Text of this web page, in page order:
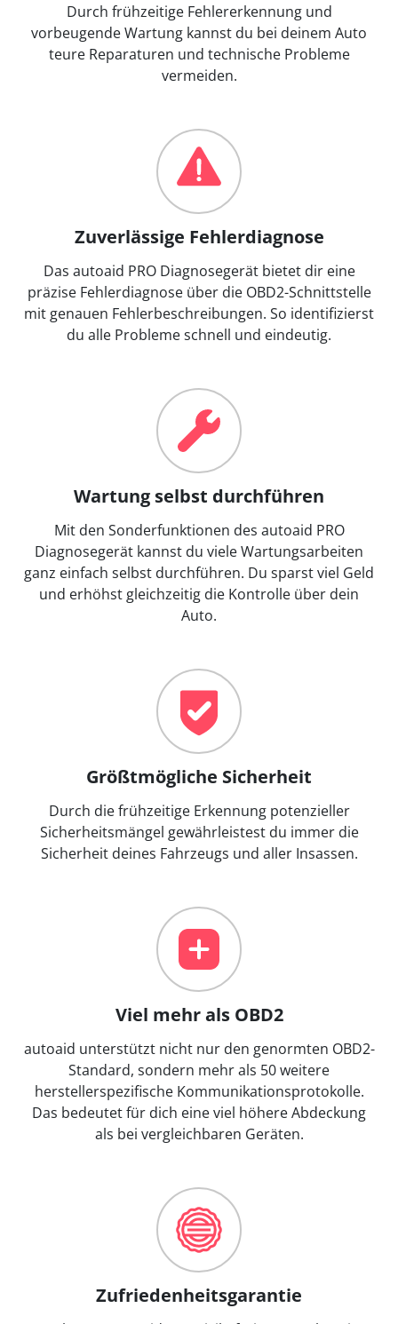
Durch frühzeitige Fehlererkennung und
vorbeugende Wartung kannst du bei deinem Auto
teure Reparaturen und technische Probleme
vermeiden.
Zuverlässige Fehlerdiagnose
Das autoaid PRO Diagnosegerät bietet dir eine
präzise Fehlerdiagnose über die OBD2-Schnittstelle
mit genauen Fehlerbeschreibungen. So identifizierst
du alle Probleme schnell und eindeutig.
Wartung selbst durchführen
Mit den Sonderfunktionen des autoaid PRO
Diagnosegerät kannst du viele Wartungsarbeiten
ganz einfach selbst durchführen. Du sparst viel Geld
und erhöhst gleichzeitig die Kontrolle über dein
Auto.
Größtmögliche Sicherheit
Durch die frühzeitige Erkennung potenzieller
Sicherheitsmängel gewährleistest du immer die
Sicherheit deines Fahrzeugs und aller Insassen.
Viel mehr als OBD2
autoaid unterstützt nicht nur den genormten OBD2-
Standard, sondern mehr als 50 weitere
herstellerspezifische Kommunikationsprotokolle.
Das bedeutet für dich eine viel höhere Abdeckung
als bei vergleichbaren Geräten.
Zufriedenheitsgarantie